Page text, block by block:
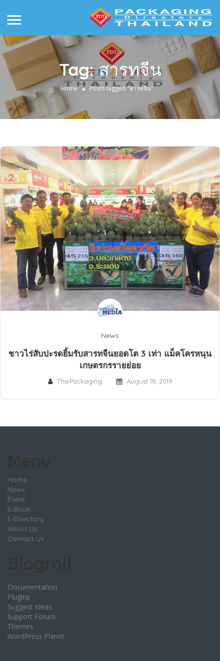
Tag:สารทจีน
Home Posts tagged "สารทจีน"
News
ชาวไร่สับปะรดยิ้มรับสารทจีนยอดโต 3 เท่า แม็คโครหนุน
เกษตรกรรายย่อย
ThaiPackaging August 19, 2019
Home
News
Event
E-Book
E-Directory
About Us
Contact Us
Documentation
Plugins
Suggest Ideas
Support Forum
Themes
WordPress Planet